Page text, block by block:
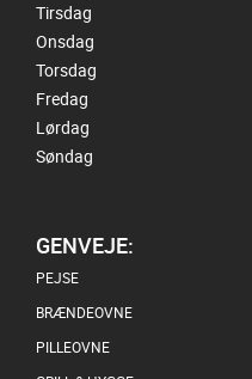
Tirsdag
Onsdag
Torsdag
Fredag
Lørdag
Søndag
GENVEJE:
PEJSE
BRÆNDEOVNE
PILLEOVNE